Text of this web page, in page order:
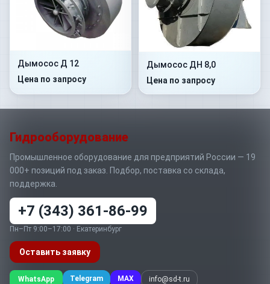
Дымосос Д 12
Цена по запросу
Дымосос ДН 8,0
Цена по запросу
Гидрооборудование
Промышленное оборудование для предприятий России — 19
000+ позиций под заказ. Подбор, поставка со склада,
поддержка.
+7 (343) 361-86-99
Пн–Пт 9:00–17:00 · Екатеринбург
Оставить заявку
WhatsApp Telegram MAX info@sd-t.ru